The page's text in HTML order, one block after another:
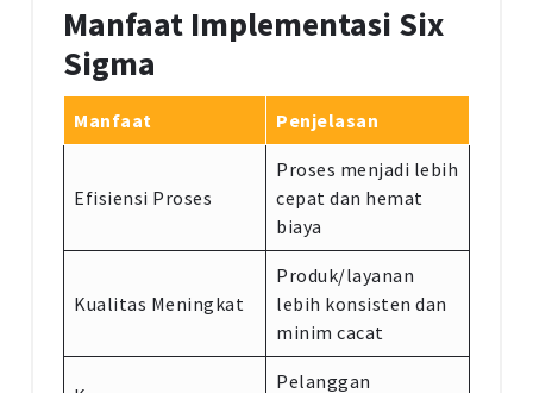
Manfaat Implementasi Six
Sigma
Manfaat Penjelasan
Efisiensi Proses
Proses menjadi lebih
cepat dan hemat
biaya
Kualitas Meningkat
Produk/layanan
lebih konsisten dan
minim cacat
Pelanggan